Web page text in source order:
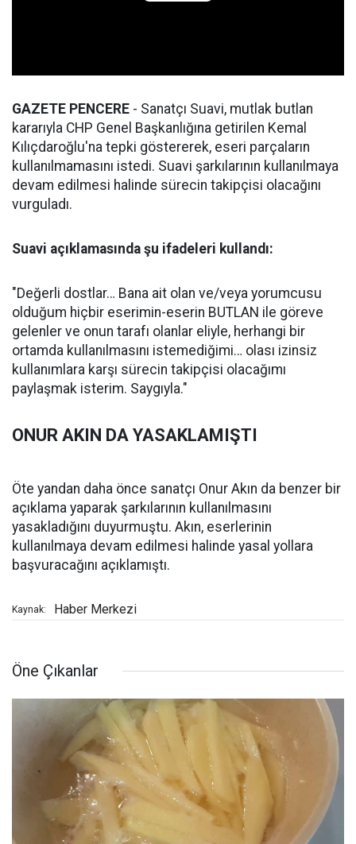
GAZETE PENCERE - Sanatçı Suavi, mutlak butlan
kararıyla CHP Genel Başkanlığına getirilen Kemal
Kılıçdaroğlu'na tepki göstererek, eseri parçaların
kullanılmamasını istedi. Suavi şarkılarının kullanılmaya
devam edilmesi halinde sürecin takipçisi olacağını
vurguladı.
Suavi açıklamasında şu ifadeleri kullandı:
"Değerli dostlar… Bana ait olan ve/veya yorumcusu
olduğum hiçbir eserimin-eserin BUTLAN ile göreve
gelenler ve onun tarafı olanlar eliyle, herhangi bir
ortamda kullanılmasını istemediğimi… olası izinsiz
kullanımlara karşı sürecin takipçisi olacağımı
paylaşmak isterim. Saygıyla."
ONUR AKIN DA YASAKLAMIŞTI
Öte yandan daha önce sanatçı Onur Akın da benzer bir
açıklama yaparak şarkılarının kullanılmasını
yasakladığını duyurmuştu. Akın, eserlerinin
kullanılmaya devam edilmesi halinde yasal yollara
başvuracağını açıklamıştı.
Kaynak: Haber Merkezi
Öne Çıkanlar